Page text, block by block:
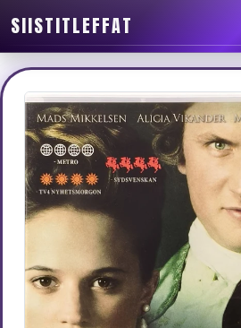
SIISTITLEFFAT